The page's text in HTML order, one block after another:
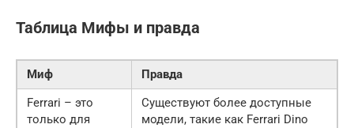
Таблица Мифы и правда
Миф
Правда
Ferrari – это
только для
Существуют более доступные
модели, такие как Ferrari Dino